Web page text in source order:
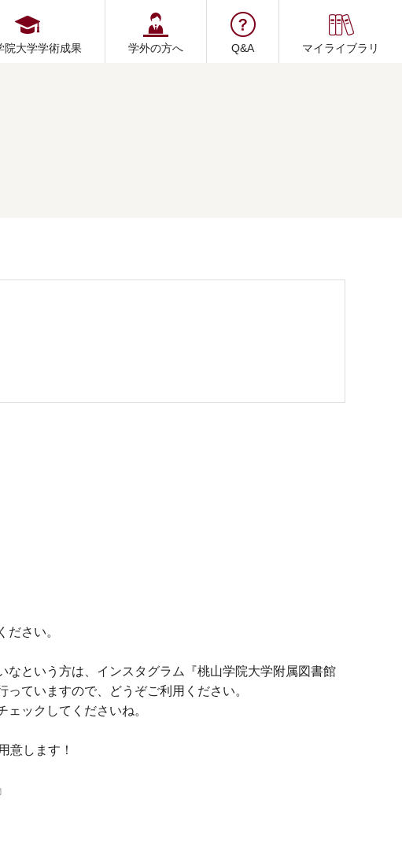
院大学学術成果 学外の方へ Q&A マイライブラリ
さい。
という方は、インスタグラム『桃山学院大学附属図書館
ていますので、どうぞご利用ください。
ックしてくださいね。
意します！